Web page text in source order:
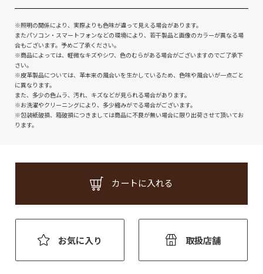
※照明の関係により、実際よりも色味が違って見える場合があります。
またパソコン・スマートフォンなどの環境により、若干製品と画像のカラーが異なる場
合もございます。予めご了承ください。
※商品によっては、軽微なキズやシワ、色のむらがある場合がございますのでご了承下
さい。
※皮革製品については、革本来の風合いを生かしているため、色味や風合いが一点ごと
に異なります。
また、多少の色ムラ、汚れ、キズなどが見られる場合があります。
※お洗濯やクリーニングにより、多少縮みがでる場合がございます。
※包装紙破損、箱破損につきましては商品に不良が無い場合に限り出荷させて頂いてお
ります。
カートに入れる
お気に入り 取扱店舗